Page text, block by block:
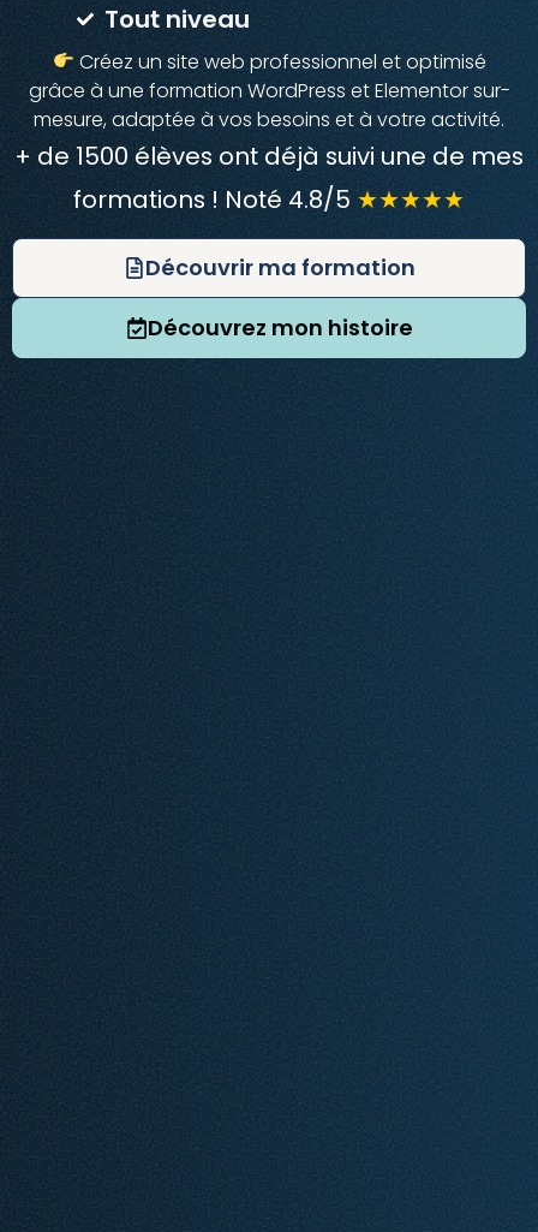
Tout niveau
Créez un site web professionnel et optimisé
grâce à une formation WordPress et Elementor sur-
mesure, adaptée à vos besoins et à votre activité.
+ de 1500 élèves ont déjà suivi une de mes
formations ! Noté 4.8/5 ★★★★★
Découvrir ma formation
Découvrez mon histoire